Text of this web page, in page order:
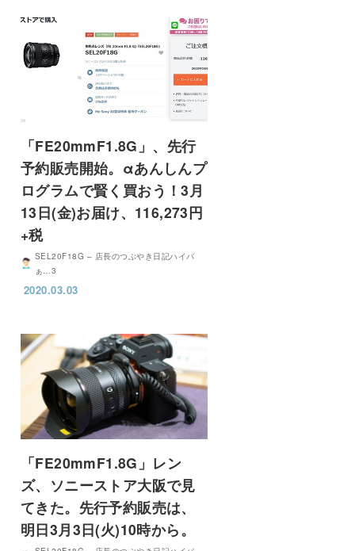
「FE20mmF1.8G」、先行
予約販売開始。αあんしんプ
ログラムで賢く買おう！3月
13日(金)お届け、116,273円
+税
SEL20F18G – 店長のつぶやき日記ハイパ
ぁ…3
2020.03.03
「FE20mmF1.8G」レン
ズ、ソニーストア大阪で見
てきた。先行予約販売は、
明日3月3日(火)10時から。